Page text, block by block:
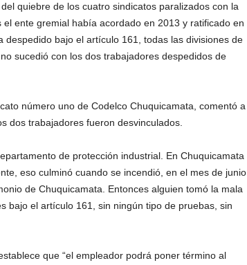
quiebre de los cuatro sindicatos paralizados con la
ente gremial había acordado en 2013 y ratificado en
bajo el artículo 161, todas las divisiones de
sucedió con los dos trabajadores despedidos de
número uno de Codelco Chuquicamata, comentó a
dos trabajadores fueron desvinculados.
de protección industrial. En Chuquicamata
eso culminó cuando se incendió, en el mes de junio
de Chuquicamata. Entonces alguien tomó la mala
bajo el artículo 161, sin ningún tipo de pruebas, sin
que “el empleador podrá poner término al